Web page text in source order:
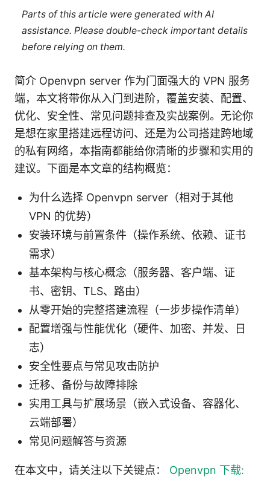
Parts of this article were generated with AI
assistance. Please double-check important details
before relying on them.
简介 Openvpn server 作为门面强大的 VPN 服务
端，本文将带你从入门到进阶，覆盖安装、配置、
优化、安全性、常见问题排查及实战案例。无论你
是想在家里搭建远程访问、还是为公司搭建跨地域
的私有网络，本指南都能给你清晰的步骤和实用的
建议。下面是本文章的结构概览：
为什么选择 Openvpn server（相对于其他
VPN 的优势）
安装环境与前置条件（操作系统、依赖、证书
需求）
基本架构与核心概念（服务器、客户端、证
书、密钥、TLS、路由）
从零开始的完整搭建流程（一步步操作清单）
配置增强与性能优化（硬件、加密、并发、日
志）
安全性要点与常见攻击防护
迁移、备份与故障排除
实用工具与扩展场景（嵌入式设备、容器化、
云端部署）
常见问题解答与资源
在本文中，请关注以下关键点： Openvpn 下载: